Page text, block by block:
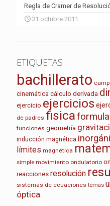
Regla de Cramer de
31 octubre 2011
ETIQUETAS
bachillerato
cinemática cálculo derivada
ejercicio ejercicios
de padres fisica
funciones geometría
inducción magnética
límites magnética
simple movimiento ondulatorio
reacciones resolución
sistemas de ecuaciones temas
óptica